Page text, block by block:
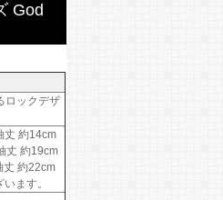
God
ロックデザ
丈 約14cm
丈 約19cm
丈 約22cm
ます。